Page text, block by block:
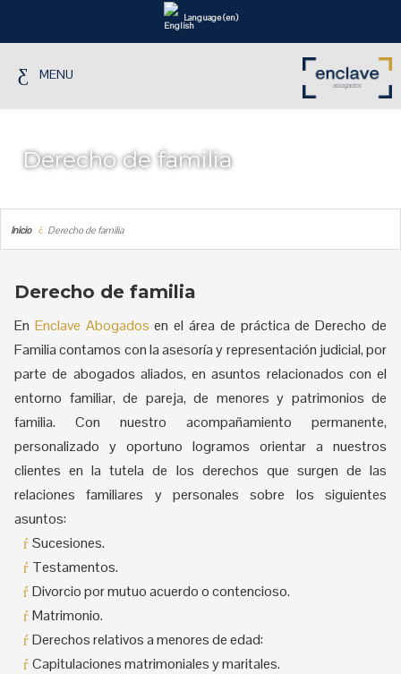
Language (en)
MENU
Derecho de familia
Inicio Derecho de familia
Derecho de familia
En Enclave Abogados en el área de práctica de Derecho de
Familia contamos con la asesoría y representación judicial, por
parte de abogados aliados, en asuntos relacionados con el
entorno familiar, de pareja, de menores y patrimonios de
familia. Con nuestro acompañamiento permanente,
personalizado y oportuno logramos orientar a nuestros
clientes en la tutela de los derechos que surgen de las
relaciones familiares y personales sobre los siguientes
asuntos:
Sucesiones.
Testamentos.
Divorcio por mutuo acuerdo o contencioso.
Matrimonio.
Derechos relativos a menores de edad:
Capitulaciones matrimoniales y maritales.